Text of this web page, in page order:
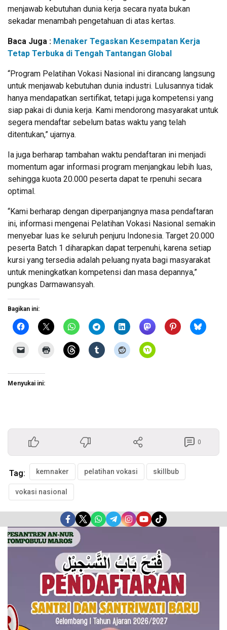
menjawab kebutuhan dunia kerja secara nyata bukan
sekadar menambah pengetahuan di atas kertas.
Baca Juga : Menaker Tegaskan Kesempatan Kerja
Tetap Terbuka di Tengah Tantangan Global
“Program Pelatihan Vokasi Nasional ini dirancang langsung
untuk menjawab kebutuhan dunia industri. Lulusannya tidak
hanya mendapatkan sertifikat, tetapi juga kompetensi yang
siap pakai di dunia kerja. Kami mendorong masyarakat untuk
segera mendaftar sebelum batas waktu yang telah
ditentukan,” ujarnya.
Ia juga berharap tambahan waktu pendaftaran ini menjadi
momentum agar informasi program menjangkau lebih luas,
sehingga kuota 20.000 peserta dapat te rpenuhi secara
optimal.
“Kami berharap dengan diperpanjangnya masa pendaftaran
ini, informasi mengenai Pelatihan Vokasi Nasional semakin
menyebar luas ke seluruh penjuru Indonesia. Target 20.000
peserta Batch 1 diharapkan dapat terpenuhi, karena setiap
kursi yang tersedia adalah peluang nyata bagi masyarakat
untuk meningkatkan kompetensi dan masa depannya,”
pungkas Darmawansyah.
Bagikan ini:
Menyukai ini:
0
Tag: kemnaker pelatihan vokasi skillbub
vokasi nasional
Pemutar
Video